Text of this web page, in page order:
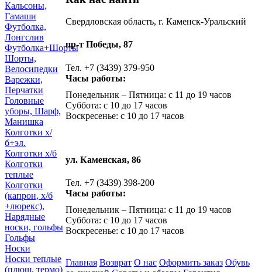
Кальсоны,
Гамаши
Футболка,
Лонгслив
Футболка+Шорты
Шорты,
Велосипедки
Варежки,
Перчатки
Головные
уборы, Шарф,
Манишка
Колготки х/
б+эл.
Колготки х/б
Колготки
теплые
Колготки
(капрон, х/б
+люрекс),
Нарядные
носки, гольфы
Гольфы
Носки
Носки теплые
(плюш, термо)
Свердловская область, г. Каменск-Уральский
пр-т Победы, 87
Тел. +7 (3439) 379-950
Часы работы:
Понедельник – Пятница: с 11 до 19 часов
Суббота: с 10 до 17 часов
Воскресенье: с 10 до 17 часов
ул. Каменская, 86
Тел. +7 (3439) 398-200
Часы работы:
Понедельник – Пятница: с 11 до 19 часов
Суббота: с 10 до 17 часов
Воскресенье: с 10 до 17 часов
Главная Возврат О нас Оформить заказ Обувь